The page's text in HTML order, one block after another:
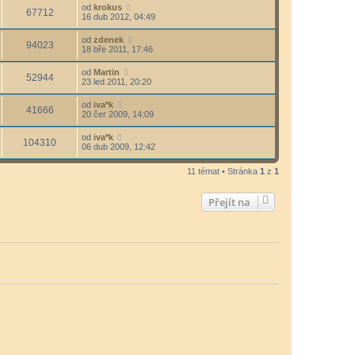
67712 od krokus
16 dub 2012, 04:49
94023 od zdenek
18 bře 2011, 17:46
52944 od Martin
23 led 2011, 20:20
41666 od iva*k
20 čer 2009, 14:09
104310 od iva*k
06 dub 2009, 12:42
11 témat • Stránka 1 z 1
Přejít na